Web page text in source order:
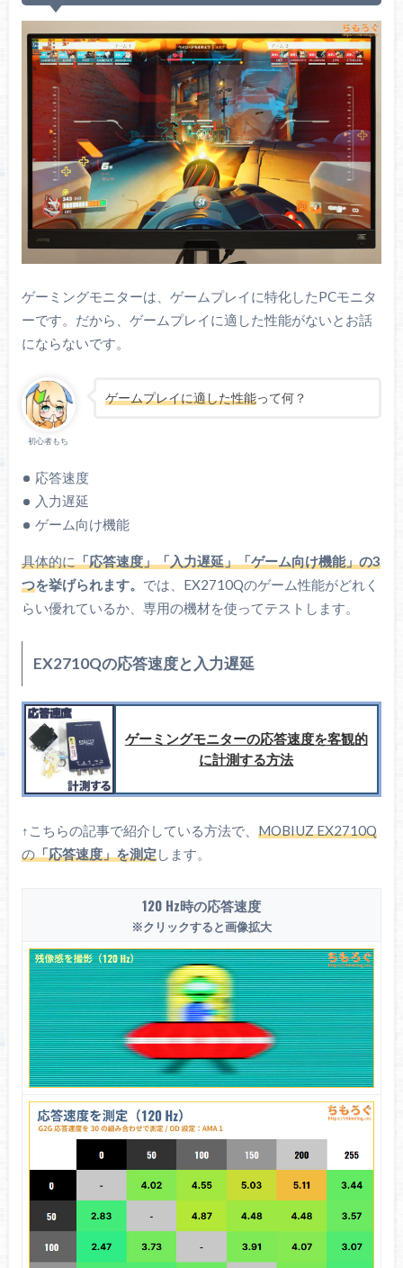
画面の明るさ
※クリックすると画像拡大
ゲーミングモニターは、ゲームプレイに特化したPCモニタ
ーです。だから、ゲームプレイに適した性能がないとお話
にならないです。
初心者もち
ゲームプレイに適した性能って何？
応答速度
入力遅延
ゲーム向け機能
具体的に「応答速度」「入力遅延」「ゲーム向け機能」の3
つを挙げられます。 では、EX2710Qのゲーム性能がどれく
らい優れているか、専用の機材を使ってテストします。
EX2710Qの応答速度と入力遅延
ゲーミングモニターの応答速度を客観的
に計測する方法
↑こちらの記事で紹介している方法で、 MOBIUZ EX2710Q
の「応答速度」を測定します。
120 Hz時の応答速度
※クリックすると画像拡大